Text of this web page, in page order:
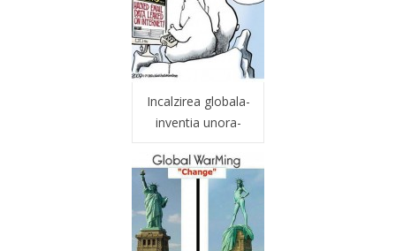
Incalzirea globala-
inventia unora-